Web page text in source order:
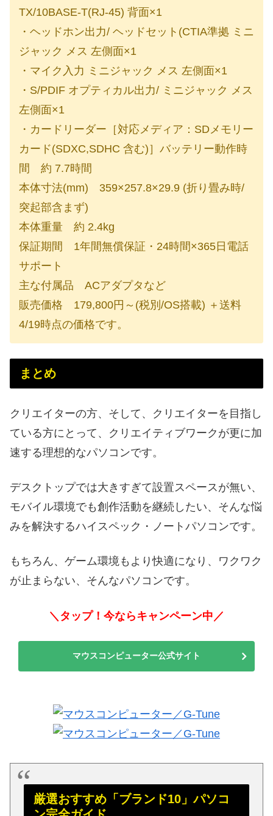
TX/10BASE-T(RJ-45) 背面×1
・ヘッドホン出力/ ヘッドセット(CTIA準拠 ミニ
ジャック メス 左側面×1
・マイク入力 ミニジャック メス 左側面×1
・S/PDIF オプティカル出力/ ミニジャック メス
左側面×1
・カードリーダー［対応メディア：SDメモリー
カード(SDXC,SDHC 含む)］バッテリー動作時
間 約 7.7時間
本体寸法(mm) 359×257.8×29.9 (折り畳み時/
突起部含まず)
本体重量 約 2.4kg
保証期間 1年間無償保証・24時間×365日電話
サポート
主な付属品 ACアダプタなど
販売価格 179,800円～(税別/OS搭載) ＋送料
4/19時点の価格です。
まとめ
クリエイターの方、そして、クリエイターを目指し
ている方にとって、クリエイティブワークが更に加
速する理想的なパソコンです。
デスクトップでは大きすぎて設置スペースが無い、
モバイル環境でも創作活動を継続したい、そんな悩
みを解決するハイスペック・ノートパソコンです。
もちろん、ゲーム環境もより快適になり、ワクワク
が止まらない、そんなパソコンです。
＼タップ！今ならキャンペーン中／
マウスコンピューター公式サイト
厳選おすすめ「ブランド10」パソコ